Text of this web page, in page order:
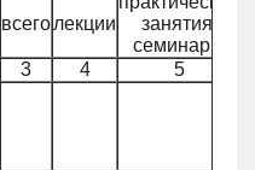
всеголекции
занятия,
семинары
3 4
5